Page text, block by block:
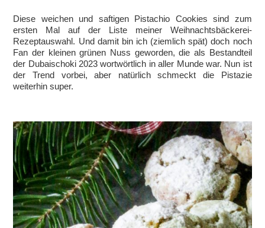
Diese weichen und saftigen Pistachio Cookies sind zum
ersten Mal auf der Liste meiner Weihnachtsbäckerei-
Rezeptauswahl. Und damit bin ich (ziemlich spät) doch noch
Fan der kleinen grünen Nuss geworden, die als Bestandteil
der Dubaischoki 2023 wortwörtlich in aller Munde war. Nun ist
der Trend vorbei, aber natürlich schmeckt die Pistazie
weiterhin super.